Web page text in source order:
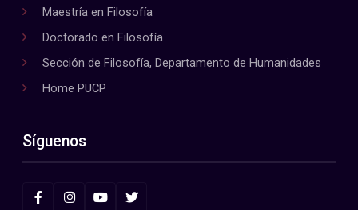
Maestría en Filosofía
Doctorado en Filosofía
Sección de Filosofía, Departamento de Humanidades
Home PUCP
Síguenos